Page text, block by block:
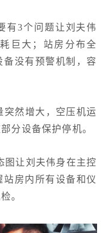
有3个问题让刘夫伟
巨大；站房分布全
没有预警机制，容
突然增大，空压机运
分设备保护停机。
图让刘夫伟身在主控
房内所有设备和仪
。